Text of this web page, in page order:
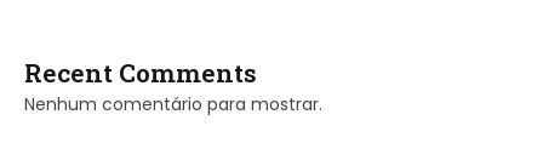
Recent Comments
Nenhum comentário para mostrar.